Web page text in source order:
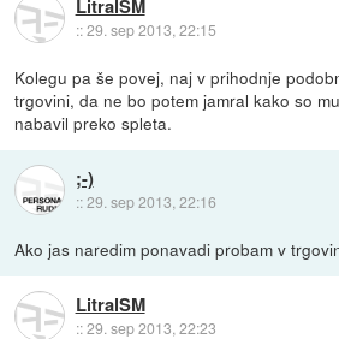
LitralSM
::29. sep 2013, 22:15
Kolegu pa še povej, naj v prihodnje
trgovini, da ne bo potem jamral kako so
nabavil preko spleta.
;-)
::29. sep 2013, 22:16
Ako jas naredim ponavadi probam v
LitralSM
::29. sep 2013, 22:23